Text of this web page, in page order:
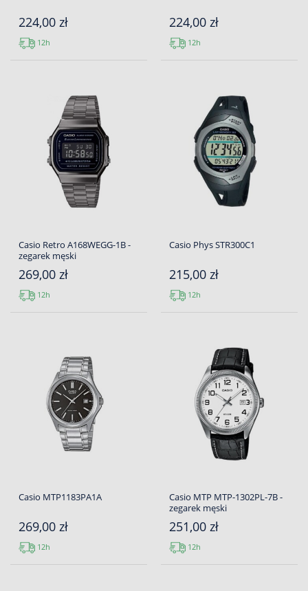
224,00 zł
12h
224,00 zł
12h
Casio Retro A168WEGG-1B -
zegarek męski
269,00 zł
12h
Casio Phys STR300C1
215,00 zł
12h
Casio MTP1183PA1A
269,00 zł
12h
Casio MTP MTP-1302PL-7B -
zegarek męski
251,00 zł
12h